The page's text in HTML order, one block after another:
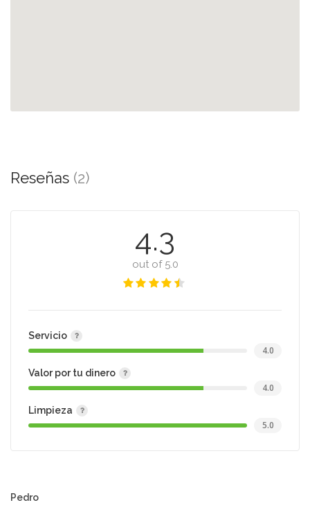
Reseñas (2)
4.3
out of 5.0
Servicio
4.0
Valor por tu dinero
4.0
Limpieza
5.0
Pedro